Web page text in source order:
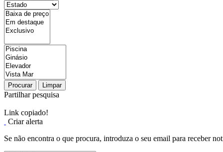
Procurar Limpar
Partilhar pesquisa
Link copiado!
Criar alerta
Se não encontra o que procura, introduza o seu email para receber